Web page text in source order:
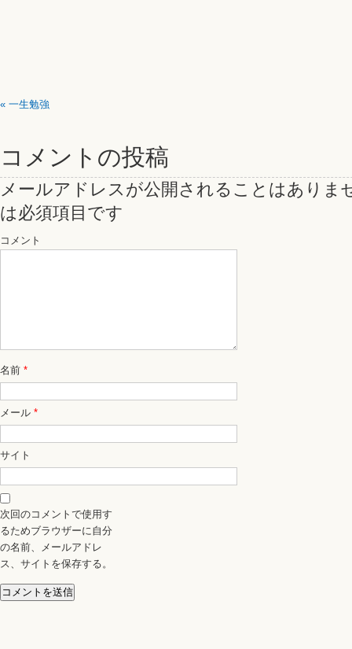
« 一生勉強
コメントの投稿
メールアドレスが公開されることはありま
は必須項目です
コメント
名前 *
メール *
サイト
次回のコメントで使用す
るためブラウザーに自分
の名前、メールアドレ
ス、サイトを保存する。